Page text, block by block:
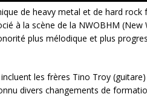
de heavy metal et de hard rock
à la scène de la NWOBHM (New
plus mélodique et plus
les frères Tino Troy
divers changements de